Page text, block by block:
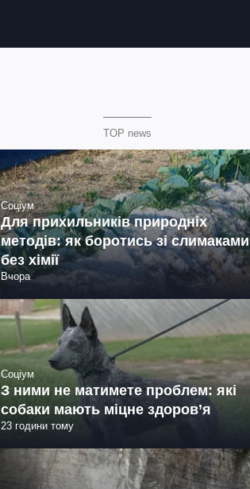
TOP news
Соціум
Для прихильників природніх
методів: як боротись зі слимаками
без хімії
Вчора
Соціум
З ними не матимете проблем: які
собаки мають міцне здоров’я
23 години тому